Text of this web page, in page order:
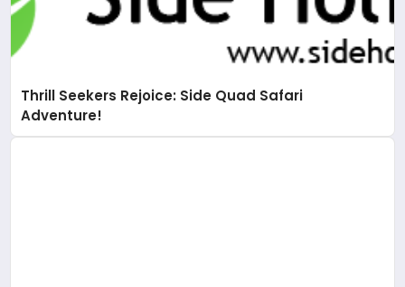
Thrill Seekers Rejoice: Side Quad Safari
Adventure!